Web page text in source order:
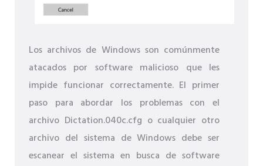
Los archivos de Windows son comúnmente
atacados por software malicioso que les
impide funcionar correctamente. El primer
paso para abordar los problemas con el
archivo Dictation.040c.cfg o cualquier otro
archivo del sistema de Windows debe ser
escanear el sistema en busca de software